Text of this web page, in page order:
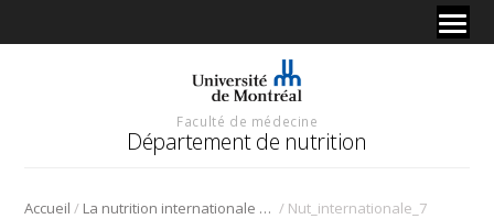
Faculté de médecine
Département de nutrition
Accueil / La nutrition internationale s’invite à l’Université de Montréal / Nut_internationale_7